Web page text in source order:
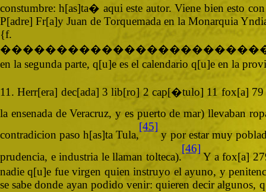
constumbre: h[as]ta� aqui este autor. Viene bien esto
P[adre] Fr[a]y Juan de Torquemada en la Monarquia
en la segunda parte, q[u]e es el calendario q[u]e en la
11. Herr[era] dec[ada] 3 lib[ro] 2 cap[�tulo] 11 fox[a] 79
la ensenada de Veracruz, y es puerto de mar) llevaban
contradicion paso h[as]ta Tula,
[45]
y por estar muy
prudencia, e industria le llaman tolteca).
[46]
Y a fox[a]
nadie q[u]e fue virgen quien instruyo el ayuno, y
se sabe donde ayan podido venir: quieren decir algunos,